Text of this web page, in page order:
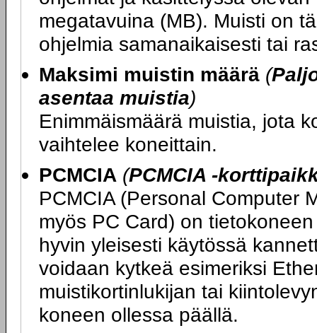
megatavuina (MB). Muisti on
ohjelmia samanaikaisesti tai
Maksimi muistin määrä (
asentaa muistia)
Enimmäismäärä muistia, jota
vaihtelee koneittain.
PCMCIA (PCMCIA -
PCMCIA (Personal Computer
myös PC Card) on
hyvin yleisesti käytössä
voidaan kytkeä esimeriksi
muistikortinlukijan tai
koneen ollessa päällä.